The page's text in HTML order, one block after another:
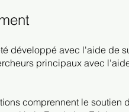
développé avec l'aide de
principaux avec
comprennent le soutien